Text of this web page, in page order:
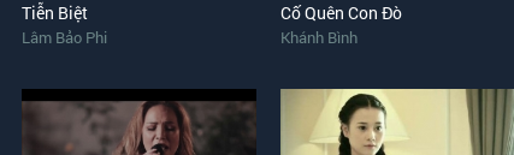
Tiễn Biệt
Lâm Bảo Phi
Cố Quên Con Đò
Khánh Bình